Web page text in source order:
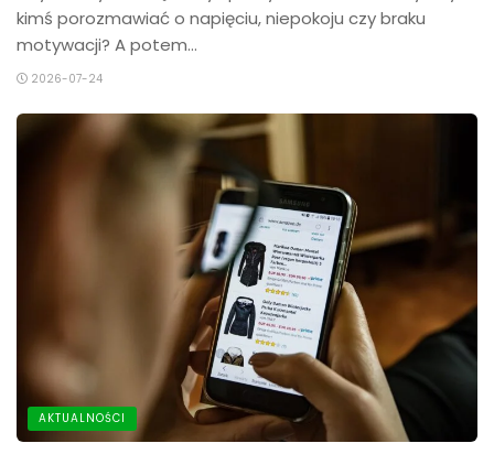
kimś porozmawiać o napięciu, niepokoju czy braku
motywacji? A potem...
2026-07-24
AKTUALNOŚCI